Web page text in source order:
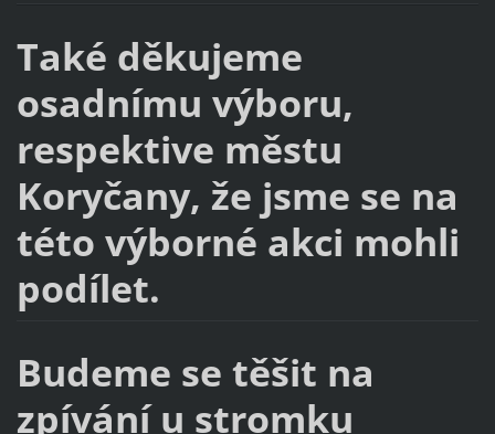
Také děkujeme
osadnímu výboru,
respektive městu
Koryčany, že jsme se na
této výborné akci mohli
podílet.
Budeme se těšit na
zpívání u stromku